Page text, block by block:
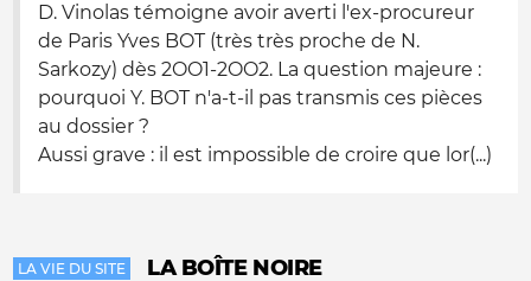
D. Vinolas témoigne avoir averti l'ex-procureur
de Paris Yves BOT (très très proche de N.
Sarkozy) dès 2OO1-2OO2. La question majeure :
pourquoi Y. BOT n'a-t-il pas transmis ces pièces
au dossier ?
Aussi grave : il est impossible de croire que lor(...)
LA VIE DU SITE LA BOÎTE NOIRE